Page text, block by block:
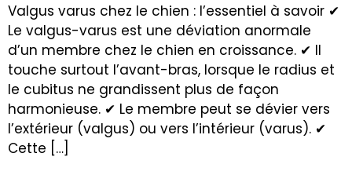
Valgus varus chez le chien : l’essentiel à savoir ✔
Le valgus-varus est une déviation anormale
d’un membre chez le chien en croissance. ✔ Il
touche surtout l’avant-bras, lorsque le radius et
le cubitus ne grandissent plus de façon
harmonieuse. ✔ Le membre peut se dévier vers
l’extérieur (valgus) ou vers l’intérieur (varus). ✔
Cette […]